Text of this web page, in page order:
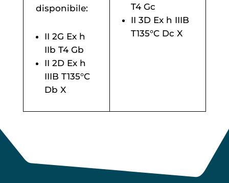
disponibile:
II 2G Ex h
IIb T4 Gb
II 2D Ex h
IIIB T135°C
Db X
T4 Gc
II 3D Ex h IIIB
T135°C Dc X